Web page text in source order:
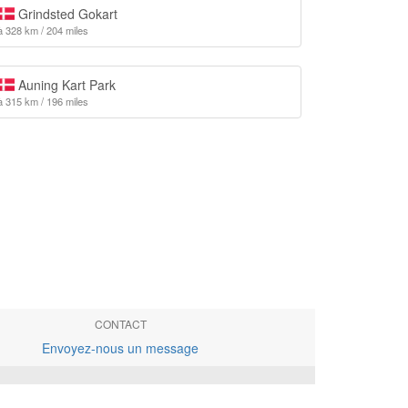
Grindsted Gokart
328 km / 204 miles
Auning Kart Park
315 km / 196 miles
CONTACT
Envoyez-nous un message